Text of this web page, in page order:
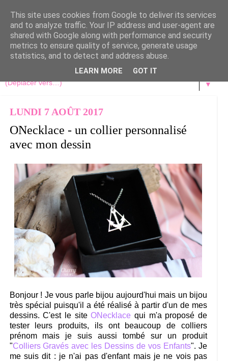
▼
LUNDI 7 AOÛT 2017
ONecklace - un collier personnalisé
avec mon dessin
Bonjour ! Je vous parle bijou aujourd'hui mais un bijou
très spécial puisqu'il a été réalisé à partir d'un de mes
dessins. C'est le siteONecklace qui m'a proposé de
tester leurs produits, ils ont beaucoup de colliers
prénom mais je suis aussi tombé sur un produit
"Colliers Gravés avec les Dessins de vos Enfants". Je
me suis dit : je n'ai pas d'enfant mais je ne vois pas
This site uses cookies from Google to deliver its services
and to analyze traffic. Your IP address and user-agent are
shared with Google along with performance and security
metrics to ensure quality of service, generate usage
statistics, and to detect and address abuse.
LEARN MORE GOT IT